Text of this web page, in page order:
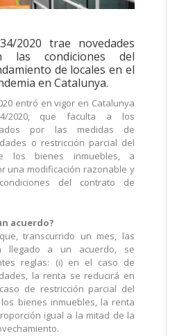
2020 trae novedades
las condiciones del
de locales en el
en Catalunya.
entró en vigor en Catalunya
2020, que faculta a los
por las medidas de
o restricción parcial del
los bienes inmuebles, a
una modificación razonable y
del contrato de
acuerdo?
transcurrido un mes, las
llegado a un acuerdo, se
reglas: (i) en el caso de
la renta se reducirá en
de restricción parcial del
bienes inmuebles, la renta
igual a la mitad de la